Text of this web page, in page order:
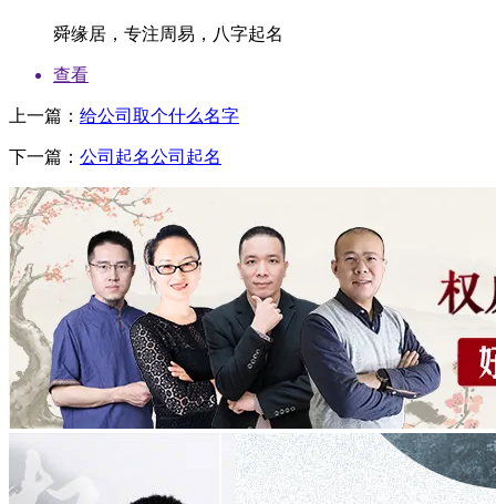
舜缘居，专注周易，八字起名
查看
上一篇： 给公司取个什么名字
下一篇： 公司起名公司起名